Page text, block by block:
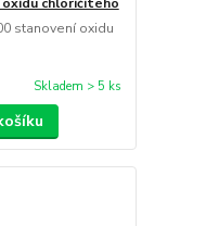
stanovení oxidu
Skladem > 5 ks